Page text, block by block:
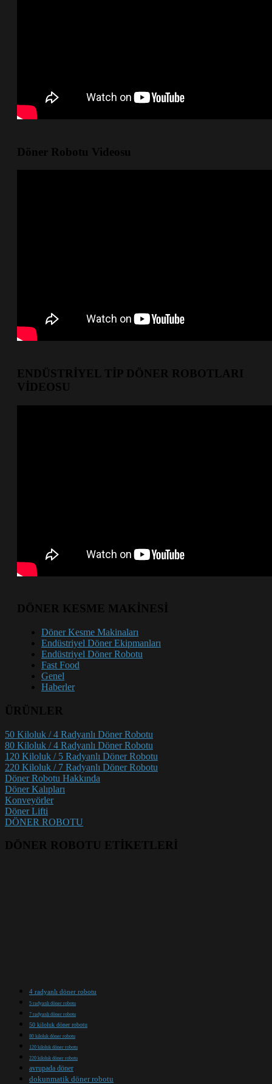
Döner Robotu Videosu
ENDÜSTRİYEL TİP DÖNER ROBOTLARI
VİDEOSU
DÖNER KESME MAKİNESİ
Döner Kesme Makinaları
Endüstriyel Döner Ekipmanları
Endüstriyel Döner Robotu
Fast Food
Genel
Haberler
ÜRÜNLER
50 Kiloluk / 4 Radyanlı Döner Robotu
80 Kiloluk / 4 Radyanlı Döner Robotu
120 Kiloluk / 5 Radyanlı Döner Robotu
220 Kiloluk / 7 Radyanlı Döner Robotu
Döner Robotu Hakkında
Döner Kalıpları
Konveyörler
Döner Lifti
DÖNER ROBOTU
DÖNER ROBOTU ETİKETLERİ
4 radyanlı döner robotu
5 radyanlı döner robotu
7 radyanlı döner robotu
50 kiloluk döner robotu
80 kiloluk döner robotu
120 kiloluk döner robotu
220 kiloluk döner robotu
avrupada döner
dokunmatik döner robotu